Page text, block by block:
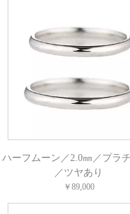
ハーフムーン／2.0㎜／プラ
／ツヤあり
￥89,000